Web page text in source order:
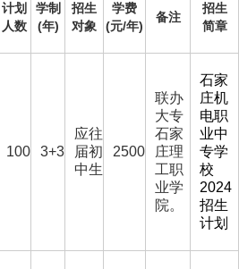
计划
人数
学制
(年)
招生
对象
学费
(元/年)
备注
招生
简章
100 3+3
应往
届初
中生
2500
联办
大专
石家
庄理
工职
业学
院。
石家
庄机
电职
业中
专学
校
2024
招生
计划